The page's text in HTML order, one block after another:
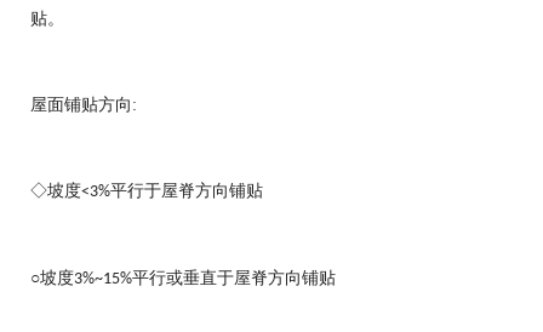
贴。
屋面铺贴方向:
◇坡度<3%平行于屋脊方向铺贴
○坡度3%~15%平行或垂直于屋脊方向铺贴